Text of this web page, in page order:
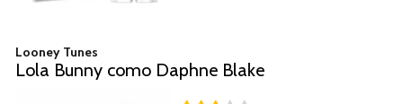
Looney Tunes
Lola Bunny como Daphne Blake